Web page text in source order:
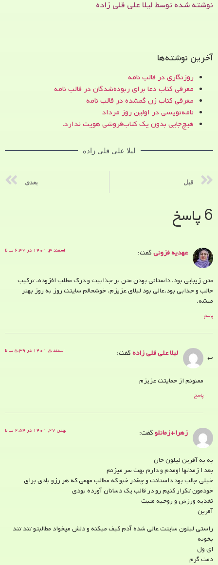
نوشته شده توسط لیلا علی قلی زاده
آخرین نوشته‌ها
روزنگاری در قالب نامه
معرفی کتاب دعا برای ربوده‌شدگان در قالب نامه
معرفی کتاب زن‌ گمشده در قالب نامه
نامه‌نویسی در اولین روز مرداد
هیچ‌جایی بدون یک کتاب‌فروشی هویت ندارد.
لیلا علی قلی زاده
قبل بعدی
6 پاسخ
عهدیه‌ فزونیگفت: اسفند ۳, ۱۴۰۱ در ۶:۴۲ ب.ظ
متن زیبایی بود. داستانی بودن متن بر جذابیت و درک مطلب افزوده. ترکیب
جالب و جذابی بود.عالی بود لیلای عزیزم. خوشحالم سایتت روز به روز بهتر
میشه.
پاسخ
لیلا علی قلی زادهگفت: اسفند ۵, ۱۴۰۱ در ۵:۳۹ ب.ظ
ممنونم از حمایتت عزیزم
پاسخ
زهرا+زمانلوگفت: بهمن ۲۷, ۱۴۰۱ در ۲:۵۴ ب.ظ
به به آفرین لیلون جان
بعد ا زمدتها اومدم و دارم بهت سر میزنم
خیلی جالب بود داستانت و چقدر خبو که مطالب مهمی که هر رزو بادی برای
خودمون تکرار کنیم رو در قالب یک دساتان آورده بودی
تغذیه ورزش و روحیه مثبت
آفرین
راستی لیلون سایتت عالی شده آدم کیف میکنه و دلش میخواد مطالبتو تند تند
بخونه
ای ول
دمت گرم